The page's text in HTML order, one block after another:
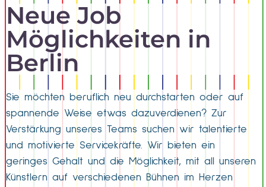
Neue Job
Möglichkeiten in
Berlin
Sie möchten beruflich neu durchstarten oder auf
spannende Weise etwas dazuverdienen? Zur
Verstärkung unseres Teams suchen wir talentierte
und motivierte Servicekräfte. Wir bieten ein
geringes Gehalt und die Möglichkeit, mit all unseren
Künstlern auf verschiedenen Bühnen im Herzen